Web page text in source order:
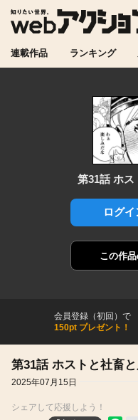
連載作品 ランキング
第31話 ホ
ログ
この作
会員登録（初回）で
150pt プレゼント！
第31話 ホストと社畜
2025年07月15日
シェアして応援しよう！